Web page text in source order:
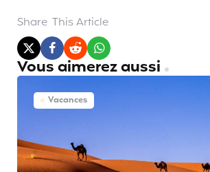
Share This Article
Vous aimerez aussi
Vacances